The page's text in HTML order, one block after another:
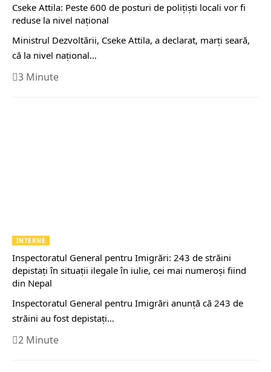
Cseke Attila: Peste 600 de posturi de poliţişti locali vor fi
reduse la nivel naţional
Ministrul Dezvoltării, Cseke Attila, a declarat, marţi seară,
că la nivel naţional…
3 Minute
INTERNE
Inspectoratul General pentru Imigrări: 243 de străini
depistaţi în situaţii ilegale în iulie, cei mai numeroşi fiind
din Nepal
Inspectoratul General pentru Imigrări anunţă că 243 de
străini au fost depistaţi…
2 Minute